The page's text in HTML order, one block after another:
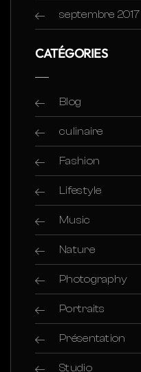
septembre 2017
CATÉGORIES
Blog
culinaire
Fashion
Lifestyle
Music
Nature
Photography
Portraits
Présentation
Studio